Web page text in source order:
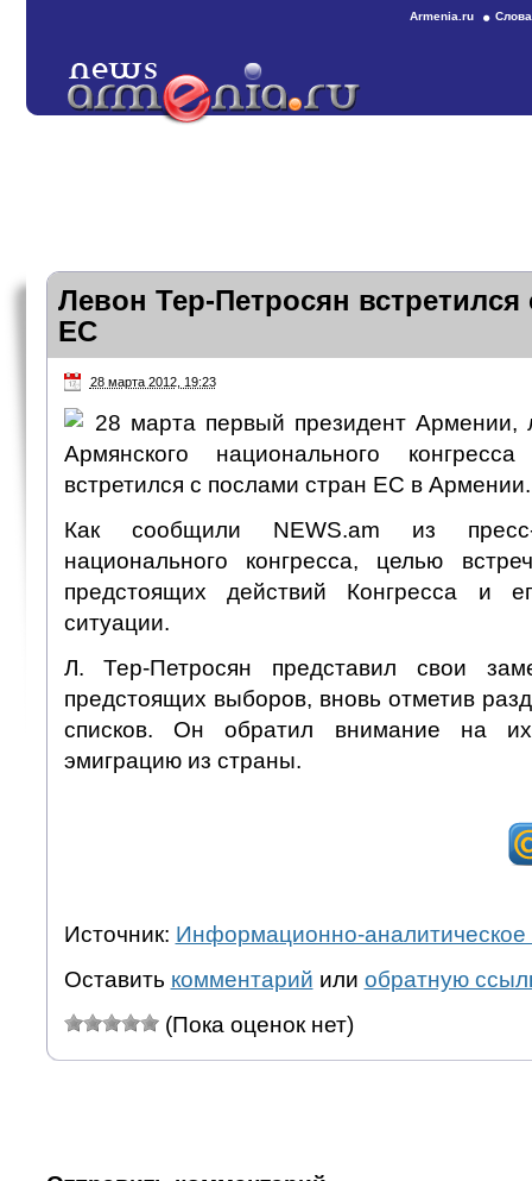
Armenia.ru
Левон Тер-Петросян
ЕС
28 марта 2012, 19:23
28 марта первый президент Армении,
Армянского национального
встретился с послами стран ЕС в Армении.
Как сообщили NEWS.am из пресс-
национального конгресса, целью
предстоящих действий Конгресса и
ситуации.
Л. Тер-Петросян представил свои
предстоящих выборов, вновь отметив
списков. Он обратил внимание на
эмиграцию из страны.
Источник: Информационно-аналитическое
Оставить комментарий или обратную
(Пока оценок нет)